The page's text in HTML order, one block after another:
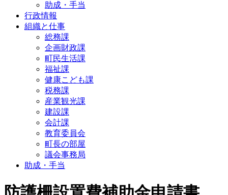
助成・手当
行政情報
組織と仕事
総務課
企画財政課
町民生活課
福祉課
健康こども課
税務課
産業観光課
建設課
会計課
教育委員会
町長の部屋
議会事務局
助成・手当